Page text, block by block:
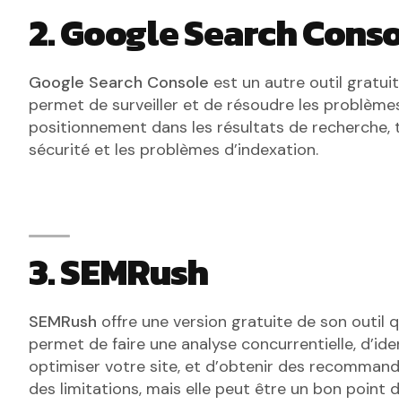
2. Google Search
Google Search Console est un autre outil gratuit
permet de surveiller et de résoudre les
positionnement dans les résultats de
sécurité et les problèmes d’indexation.
3. SEMRush
SEMRush offre une version gratuite de son outil
permet de faire une analyse concurrentielle,
optimiser votre site, et d’obtenir des
des limitations, mais elle peut être un bon point